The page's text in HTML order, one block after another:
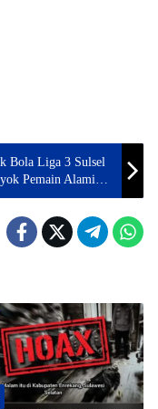
Bola Liga 3 Sulsel
Pemain Alami